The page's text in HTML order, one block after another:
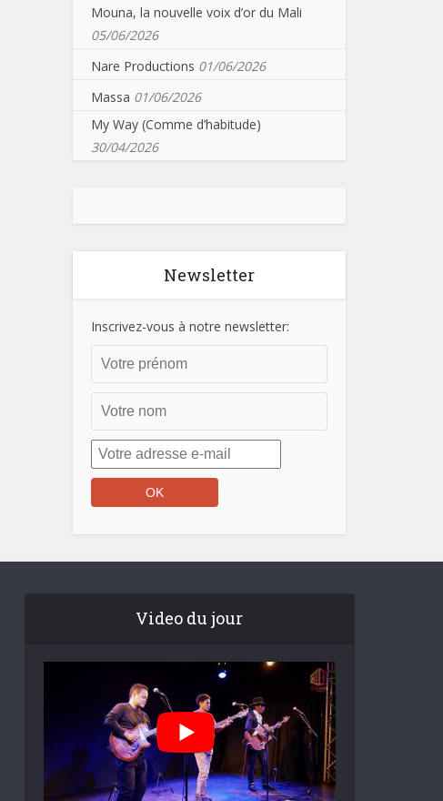
Mouna, la nouvelle voix d’or du Mali
05/06/2026
Nare Productions 01/06/2026
Massa 01/06/2026
My Way (Comme d’habitude)
30/04/2026
Newsletter
Inscrivez-vous à notre newsletter:
Video du jour